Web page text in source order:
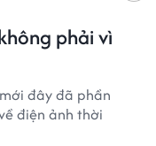
phải vì
đây đã phần
điện ảnh thời